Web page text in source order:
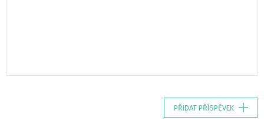
PŘIDAT PŘÍSPĚVEK